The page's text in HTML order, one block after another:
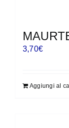
3,70€
Aggiungi al